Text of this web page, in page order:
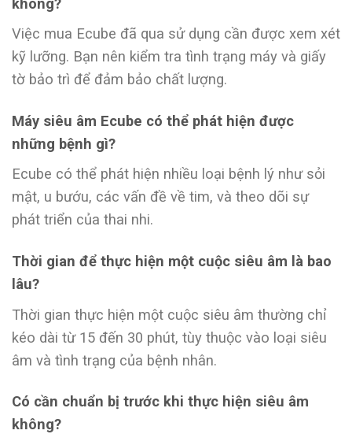
không?
Việc mua Ecube đã qua sử dụng cần được xem xét
kỹ lưỡng. Bạn nên kiểm tra tình trạng máy và giấy
tờ bảo trì để đảm bảo chất lượng.
Máy siêu âm Ecube có thể phát hiện được
những bệnh gì?
Ecube có thể phát hiện nhiều loại bệnh lý như sỏi
mật, u bướu, các vấn đề về tim, và theo dõi sự
phát triển của thai nhi.
Thời gian để thực hiện một cuộc siêu âm là bao
lâu?
Thời gian thực hiện một cuộc siêu âm thường chỉ
kéo dài từ 15 đến 30 phút, tùy thuộc vào loại siêu
âm và tình trạng của bệnh nhân.
Có cần chuẩn bị trước khi thực hiện siêu âm
không?